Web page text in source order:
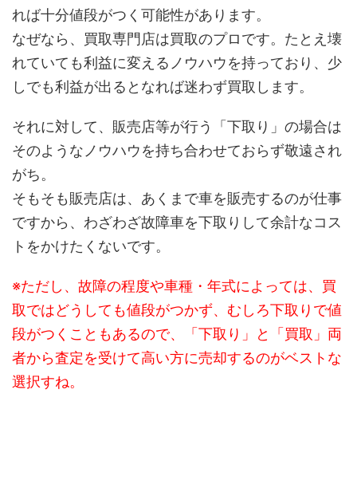
れば十分値段がつく可能性があります。
なぜなら、買取専門店は買取のプロです。たとえ壊
れていても利益に変えるノウハウを持っており、少
しでも利益が出るとなれば迷わず買取します。
それに対して、販売店等が行う「下取り」の場合は
そのようなノウハウを持ち合わせておらず敬遠され
がち。
そもそも販売店は、あくまで車を販売するのが仕事
ですから、わざわざ故障車を下取りして余計なコス
トをかけたくないです。
※ただし、故障の程度や車種・年式によっては、買
取ではどうしても値段がつかず、むしろ下取りで値
段がつくこともあるので、「下取り」と「買取」両
者から査定を受けて高い方に売却するのがベストな
選択すね。